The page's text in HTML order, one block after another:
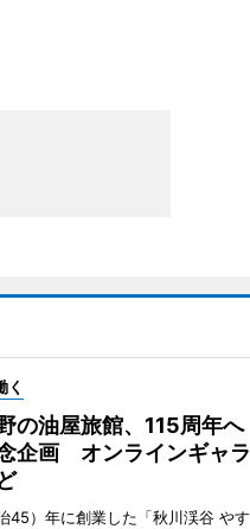
く
の油屋旅館、115周年へ
企画 オンラインギャラ
45）年に創業した「秋川渓谷 やす